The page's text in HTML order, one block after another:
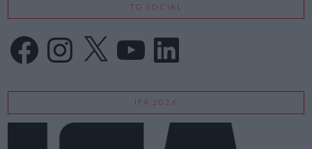
TG SOCIAL
FacebookInstagram
X LinkedIn
IFA 2026